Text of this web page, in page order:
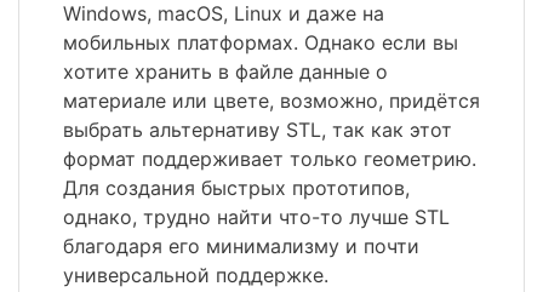
Windows, macOS, Linux и даже на
мобильных платформах. Однако если вы
хотите хранить в файле данные о
материале или цвете, возможно, придётся
выбрать альтернативу STL, так как этот
формат поддерживает только геометрию.
Для создания быстрых прототипов,
однако, трудно найти что-то лучше STL
благодаря его минимализму и почти
универсальной поддержке.